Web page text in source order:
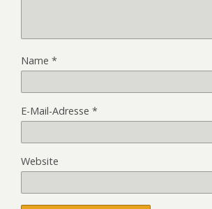
Name *
E-Mail-Adresse *
Website